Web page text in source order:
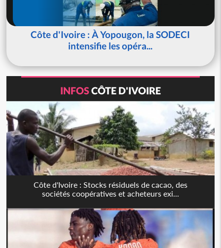
Côte d'Ivoire : À Yopougon, la SODECI
intensifie les opéra...
INFOSCÔTE D'IVOIRE
Côte d'Ivoire : Stocks résiduels de cacao, des
sociétés coopératives et acheteurs exi...